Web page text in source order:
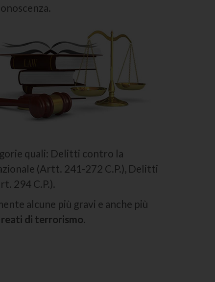
quali: Delitti contro la
(Artt. 241-272 C.P.), Delitti
294 C.P.).
alcune più gravi e anche più
reati di terrorismo.